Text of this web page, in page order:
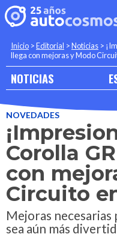
Inicio >Editorial >Noticias >
llega con mejoras y Modo
NOTICIAS
NOVEDADES
Corolla
con
Circuito
Mejoras
sea aún más